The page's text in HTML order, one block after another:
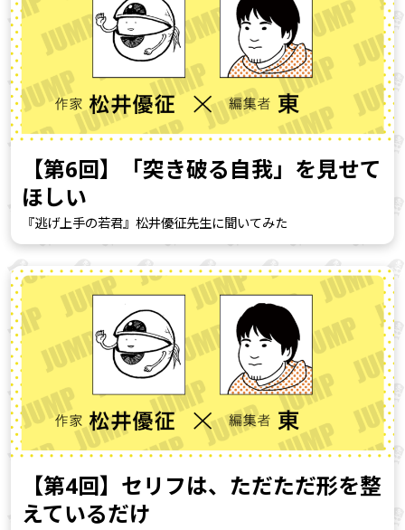
【第6回】「突き破る自我」を見せて
ほしい
『逃げ上手の若君』松井優征先生に聞いてみた
【第4回】セリフは、ただただ形を整
えているだけ